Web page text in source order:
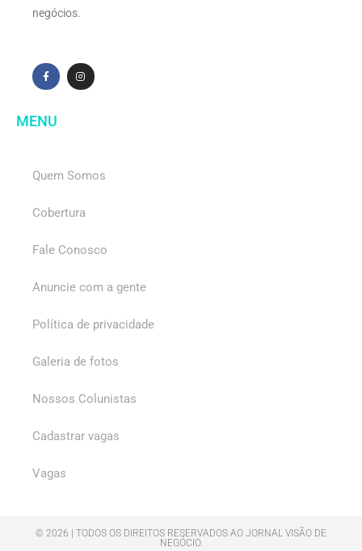
negócios.
MENU
Quem Somos
Cobertura
Fale Conosco
Anuncie com a gente
Política de privacidade
Galeria de fotos
Nossos Colunistas
Cadastrar vagas
Vagas
© 2026 | TODOS OS DIREITOS RESERVADOS AO JORNAL VISÃO DE
NEGÓCIO.